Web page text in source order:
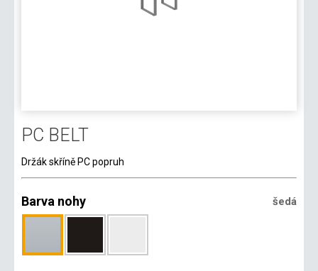
PC BELT
Držák skříně PC popruh
Barva nohy šedá